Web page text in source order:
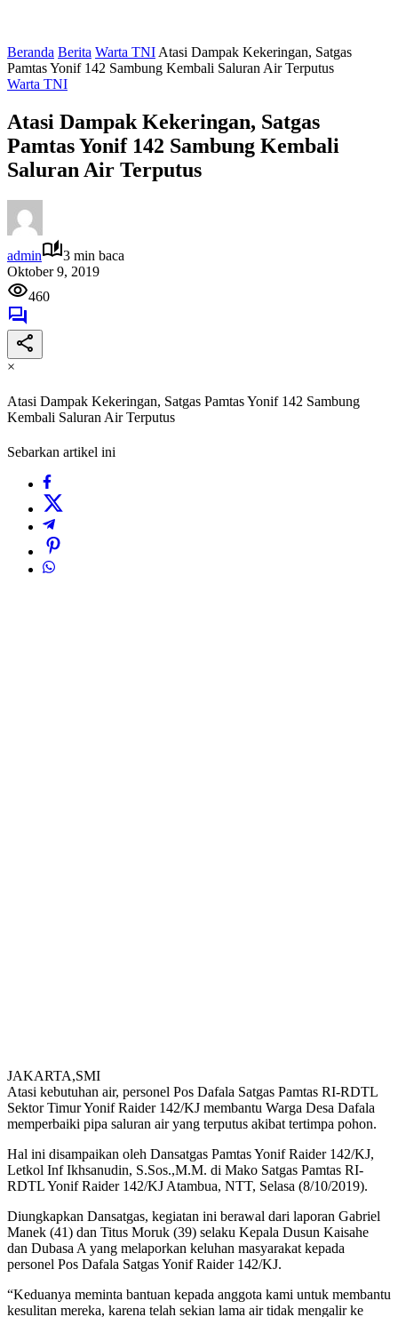
Beranda Berita Warta TNI Atasi Dampak Kekeringan, Satgas
Pamtas Yonif 142 Sambung Kembali Saluran Air Terputus
Warta TNI
Atasi Dampak Kekeringan, Satgas
Pamtas Yonif 142 Sambung Kembali
Saluran Air Terputus
admin
3 min baca
Oktober 9, 2019
460
×
Atasi Dampak Kekeringan, Satgas Pamtas Yonif 142 Sambung
Kembali Saluran Air Terputus
Sebarkan artikel ini
JAKARTA,SMI
Atasi kebutuhan air, personel Pos Dafala Satgas Pamtas RI-RDTL
Sektor Timur Yonif Raider 142/KJ membantu Warga Desa Dafala
memperbaiki pipa saluran air yang terputus akibat tertimpa pohon.
Hal ini disampaikan oleh Dansatgas Pamtas Yonif Raider 142/KJ,
Letkol Inf Ikhsanudin, S.Sos.,M.M. di Mako Satgas Pamtas RI-
RDTL Yonif Raider 142/KJ Atambua, NTT, Selasa (8/10/2019).
Diungkapkan Dansatgas, kegiatan ini berawal dari laporan Gabriel
Manek (41) dan Titus Moruk (39) selaku Kepala Dusun Kaisahe
dan Dubasa A yang melaporkan keluhan masyarakat kepada
personel Pos Dafala Satgas Yonif Raider 142/KJ.
“Keduanya meminta bantuan kepada anggota kami untuk membantu
kesulitan mereka, karena telah sekian lama air tidak mengalir ke